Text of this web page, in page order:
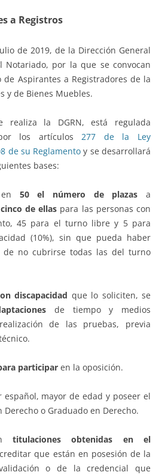
a Registros
de 2019, de la Dirección General
Notariado, por la que se convocan
de Aspirantes a Registradores de la
y de Bienes Muebles.
realiza la DGRN, está regulada
por los artículos277 de la Ley
de su Reglamento y se desarrollará
bases:
50 el número de plazas a
de ellas para las personas con
45 para el turno libre y 5 para
(10%), sin que pueda haber
de no cubrirse todas las del turno
discapacidad que lo soliciten, se
de tiempo y medios
de las pruebas, previa
participar en la oposición.
español, mayor de edad y poseer el
o Graduado en Derecho.
titulaciones obtenidas en el
que están en posesión de la
o de la credencial que